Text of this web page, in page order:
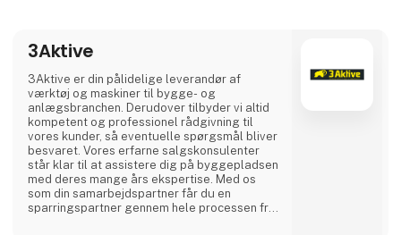
3Aktive
3Aktive er din pålidelige leverandør af
værktøj og maskiner til bygge- og
anlægsbranchen. Derudover tilbyder vi altid
kompetent og professionel rådgivning til
vores kunder, så eventuelle spørgsmål bliver
besvaret. Vores erfarne salgskonsulenter
står klar til at assistere dig på byggepladsen
med deres mange års ekspertise. Med os
som din samarbejdspartner får du en
sparringspartner gennem hele processen fra